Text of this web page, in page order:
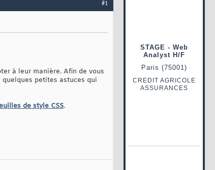
#1
à leur manière. Afin de vous
quelques petites astuces qui
de style CSS.